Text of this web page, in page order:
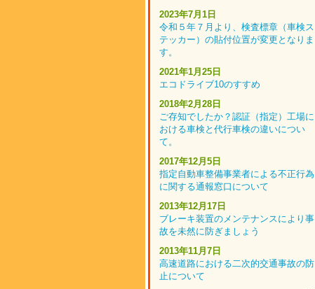
2023年7月1日
令和５年７月より、検査標章（車検ス
テッカー）の貼付位置が変更となりま
す。
2021年1月25日
エコドライブ10のすすめ
2018年2月28日
ご存知でしたか？認証（指定）工場に
おける車検と代行車検の違いについ
て。
2017年12月5日
指定自動車整備事業者による不正行為
に関する通報窓口について
2013年12月17日
ブレーキ装置のメンテナンスにより事
故を未然に防ぎましょう
2013年11月7日
高速道路における二次的交通事故の防
止について